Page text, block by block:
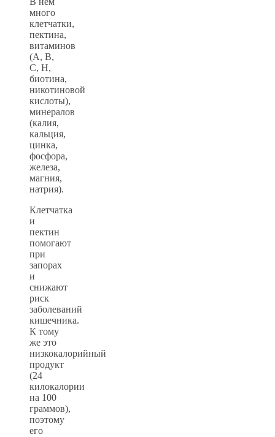
много
клетчатки,
пектина,
витаминов
(А, B,
С, Н,
биотина,
никотиновой
кислоты),
минералов
(калия,
кальция,
цинка,
фосфора,
железа,
магния,
натрия).
Клетчатка
и
пектин
помогают
при
запорах
и
снижают
риск
заболеваний
кишечника.
К тому
же это
низкокалорийный
продукт
(24
килокалории
на 100
граммов),
поэтому
его